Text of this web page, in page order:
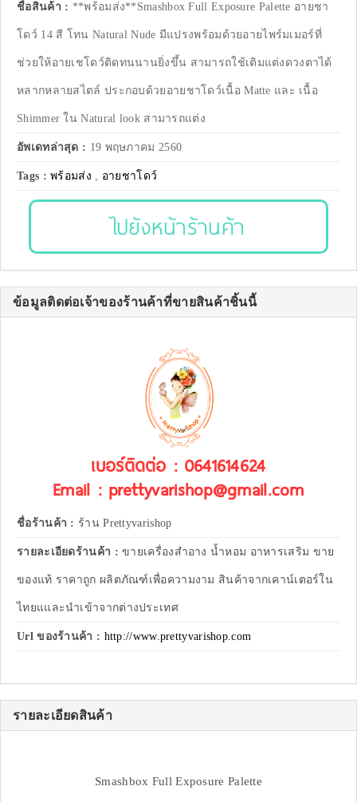
ชื่อสินค้า : **พร้อมส่ง**Smashbox Full Exposure Palette อายชา
โดว์ 14 สี โทน Natural Nude มีแปรงพร้อมด้วยอายไพร์มเมอร์ที่
ช่วยให้อายเชโดว์ติดทนนานยิ่งขึ้น สามารถใช้เติมแต่งดวงตาได้
หลากหลายสไตล์ ประกอบด้วยอายชาโดว์เนื้อ Matte และ เนื้อ
Shimmer ใน Natural look สามารถแต่ง
อัพเดทล่าสุด : 19 พฤษภาคม 2560
Tags :พร้อมส่ง , อายชาโดว์
ไปยังหน้าร้านค้า
ข้อมูลติดต่อเจ้าของร้านค้าที่ขายสินค้าชิ้นนี้
เบอร์ติดต่อ : 0641614624
Email : prettyvarishop@gmail.com
ชื่อร้านค้า : ร้าน Prettyvarishop
รายละเอียดร้านค้า :ขายเครื่องสำอาง น้ำหอม อาหารเสริม ขาย
ของแท้ ราคาถูก ผลิตภัณฑ์เพื่อความงาม สินค้าจากเคาน์เตอร์ใน
ไทยแและนำเข้าจากต่างประเทศ
Url ของร้านค้า : http://www.prettyvarishop.com
รายละเอียดสินค้า
Smashbox Full Exposure Palette